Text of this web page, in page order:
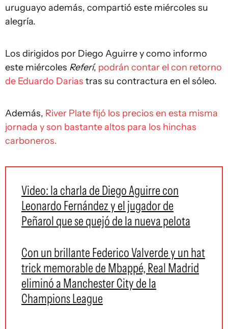
uruguayo además, compartió este miércoles su
alegría.
Los dirigidos por Diego Aguirre y como informo
este miércoles Referí, podrán contar el con retorno
de Eduardo Darias tras su contractura en el sóleo.
Además, River Plate fijó los precios en esta misma
jornada y son bastante altos para los hinchas
carboneros.
Video: la charla de Diego Aguirre con
Leonardo Fernández y el jugador de
Peñarol que se quejó de la nueva pelota
Con un brillante Federico Valverde y un hat
trick memorable de Mbappé, Real Madrid
eliminó a Manchester City de la
Champions League